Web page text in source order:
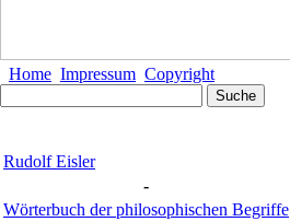
Home Impressum Copyright
Rudolf Eisler
-
Wörterbuch der philosophischen Begriffe